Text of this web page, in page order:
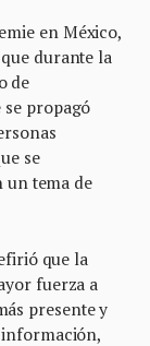
en México,
durante la
de
propagó
se
un tema de
que la
fuerza a
presente y
información,